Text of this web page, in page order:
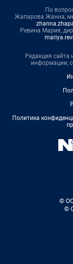
По
Жапарова Жанна,
Ревина Мария,
Редакция сайта
информации,
Политика
©
©